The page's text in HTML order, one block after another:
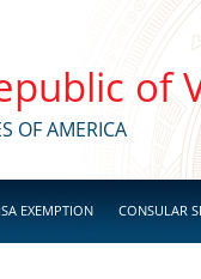
of
OF AMERICA
EXEMPTION CONSULAR